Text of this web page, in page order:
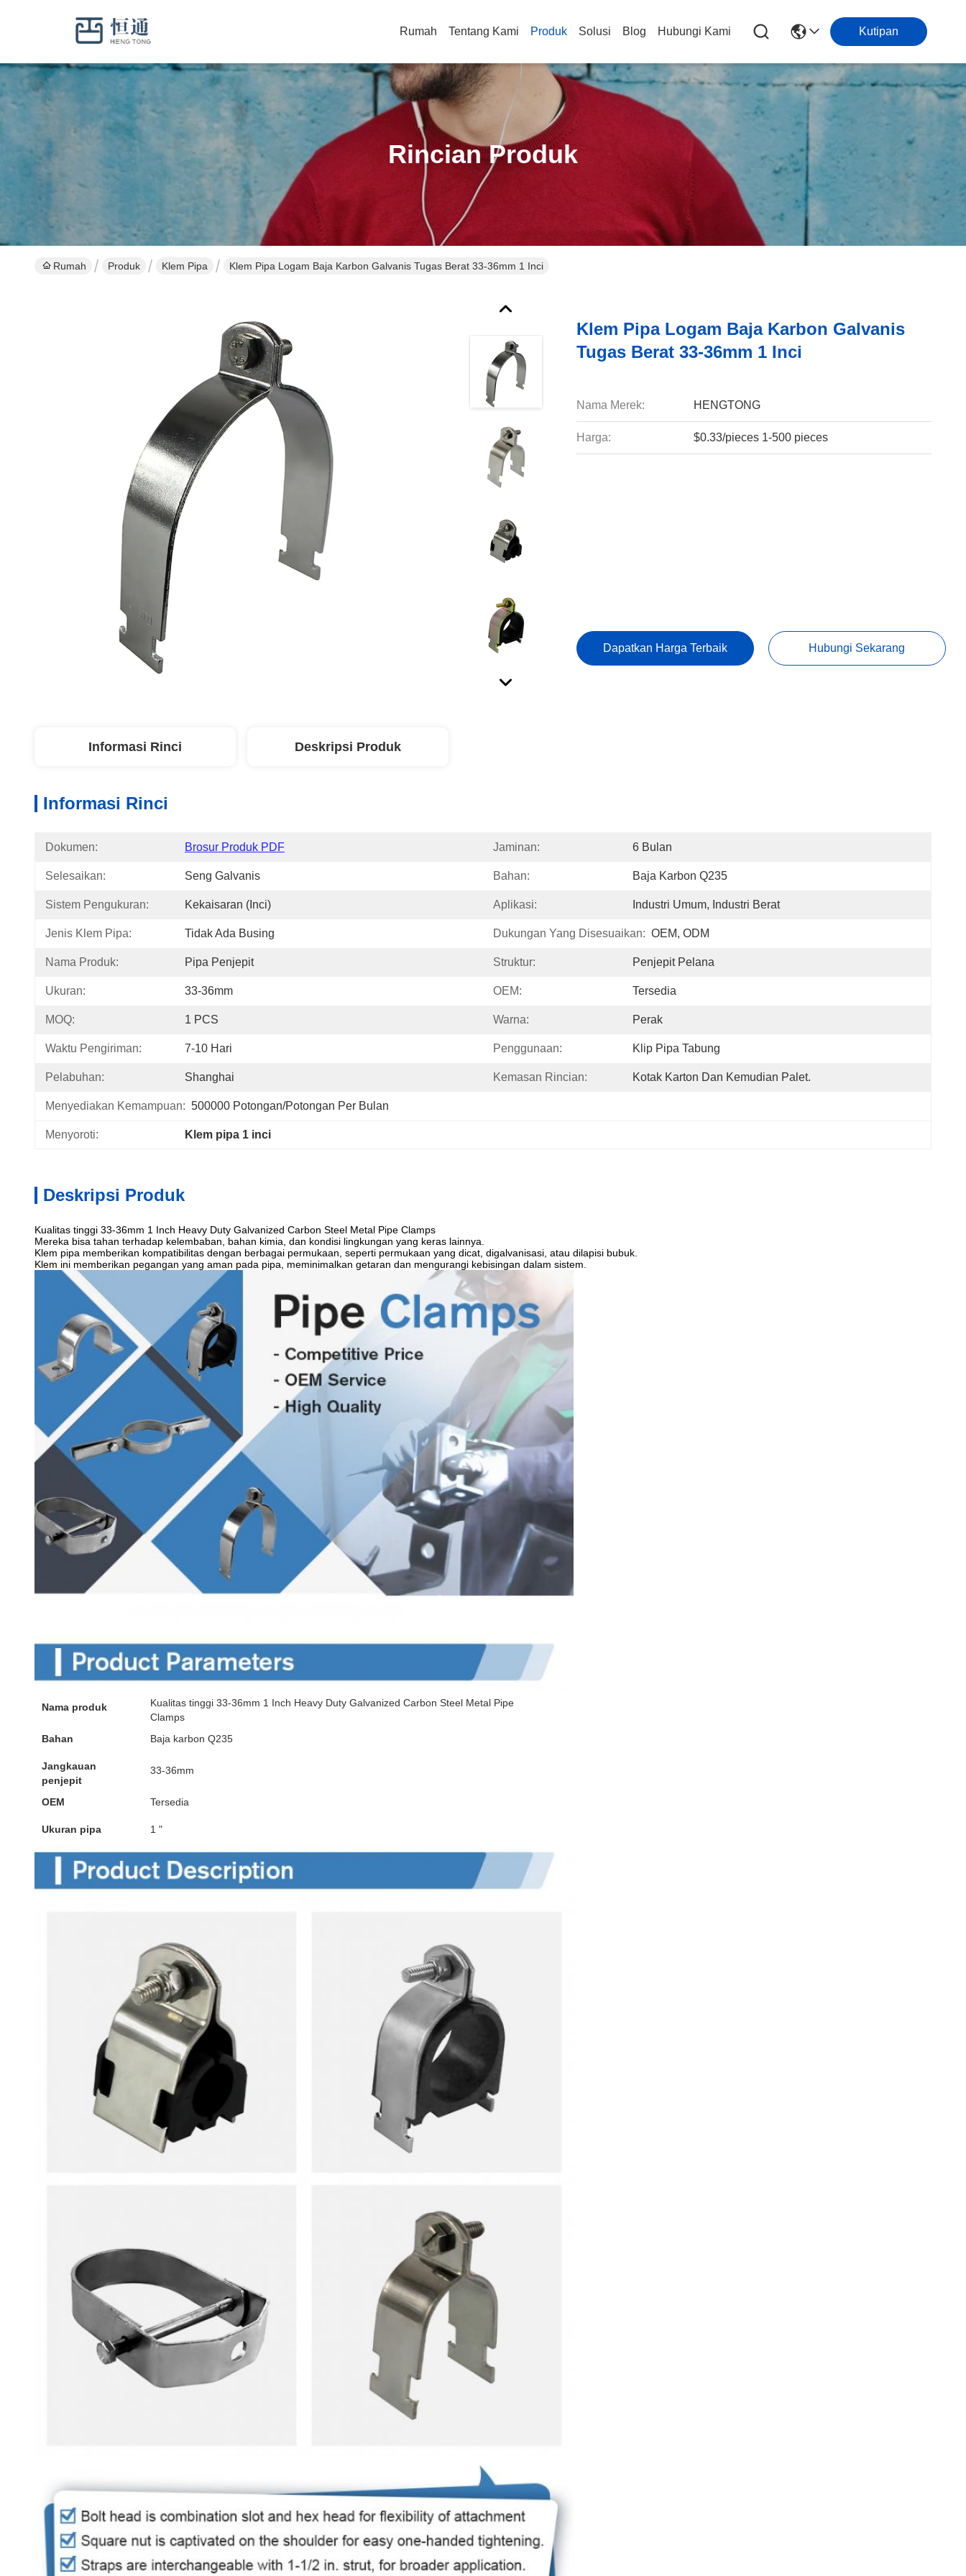
Rumah Tentang Kami Produk Solusi Blog Hubungi Kami Kutipan
Rincian Produk
Rumah Produk Klem Pipa Klem Pipa Logam Baja Karbon Galvanis Tugas Berat 33-36mm 1 Inci
Klem Pipa Logam Baja Karbon Galvanis
Tugas Berat 33-36mm 1 Inci
Nama Merek: HENGTONG
Harga: $0.33/pieces 1-500 pieces
Dapatkan Harga Terbaik Hubungi Sekarang
Informasi Rinci Deskripsi Produk
Informasi Rinci
Dokumen: Brosur Produk PDF Jaminan: 6 Bulan
Selesaikan: Seng Galvanis Bahan: Baja Karbon Q235
Sistem Pengukuran: Kekaisaran (Inci) Aplikasi: Industri Umum, Industri Berat
Jenis Klem Pipa: Tidak Ada Busing Dukungan Yang Disesuaikan: OEM, ODM
Nama Produk: Pipa Penjepit Struktur: Penjepit Pelana
Ukuran: 33-36mm OEM: Tersedia
MOQ: 1 PCS Warna: Perak
Waktu Pengiriman: 7-10 Hari Penggunaan: Klip Pipa Tabung
Pelabuhan: Shanghai Kemasan Rincian: Kotak Karton Dan Kemudian Palet.
Menyediakan Kemampuan: 500000 Potongan/potongan Per Bulan
Menyoroti: Klem pipa 1 inci
Deskripsi Produk
Kualitas tinggi 33-36mm 1 Inch Heavy Duty Galvanized Carbon Steel Metal Pipe Clamps
Mereka bisa tahan terhadap kelembaban, bahan kimia, dan kondisi lingkungan yang keras lainnya.
Klem pipa memberikan kompatibilitas dengan berbagai permukaan, seperti permukaan yang dicat, digalvanisasi, atau dilapisi bubuk.
Klem ini memberikan pegangan yang aman pada pipa, meminimalkan getaran dan mengurangi kebisingan dalam sistem.
Nama produk
Kualitas tinggi 33-36mm 1 Inch Heavy Duty Galvanized Carbon Steel Metal Pipe
Clamps
Bahan
Baja karbon Q235
Jangkauan
penjepit
33-36mm
OEM Tersedia
Ukuran pipa 1 "